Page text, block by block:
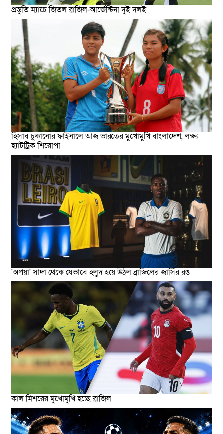
প্রস্তুতি ম্যাচে জিতল ব্রাজিল-আর্জেন্টিনা দুই দলই
হিসাব চুকানোর ফাইনালে আজ ভারতের মুখোমুখি বাংলাদেশ, লক্ষ্য
হ্যাটট্রিক শিরোপা
'অপয়া' সাদা থেকে যেভাবে হলুদ হয়ে উঠল ব্রাজিলের জার্সির রঙ
কাল মিশরের মুখোমুখি হচ্ছে ব্রাজিল